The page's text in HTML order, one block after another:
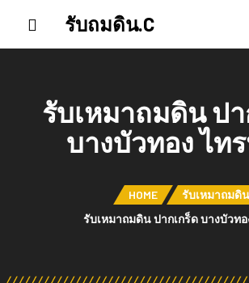
รับถมดิน.C
รับเหมาถมดิน ปา
บางบัวทอง ไท
HOME
รับเหมาถมดิน
รับเหมาถมดิน ปากเกร็ด บางบัวท